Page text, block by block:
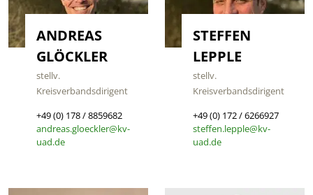
ANDREAS
GLÖCKLER
stellv.
Kreisverbandsdirigent
+49 (0) 178 / 8859682
andreas.gloeckler@kv-
uad.de
STEFFEN
LEPPLE
stellv.
Kreisverbandsdirigent
+49 (0) 172 / 6266927
steffen.lepple@kv-
uad.de